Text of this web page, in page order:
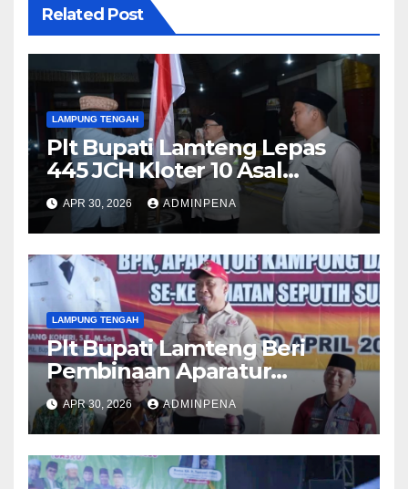
Related Post
LAMPUNG TENGAH
Plt Bupati Lamteng Lepas
445 JCH Kloter 10 Asal
Lamteng
APR 30, 2026 ADMINPENA
LAMPUNG TENGAH
Plt Bupati Lamteng Beri
Pembinaan Aparatur
Kampung
APR 30, 2026 ADMINPENA